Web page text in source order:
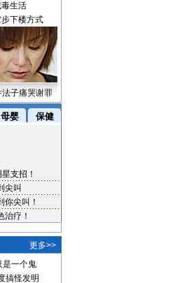
生活
下楼方式
法子痛哭谢罪
更多>>
是一个鬼
搞怪发明